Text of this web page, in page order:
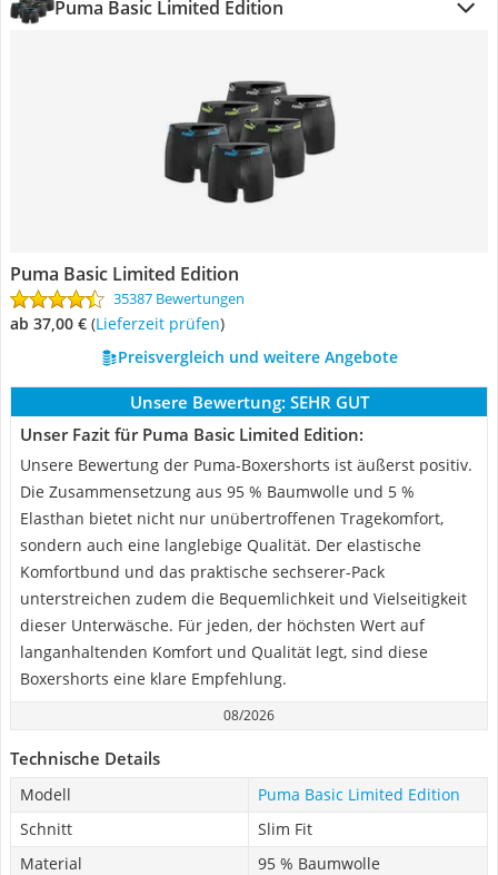
Puma Basic Limited Edition
Puma Basic Limited Edition
35387 Bewertungen
ab 37,00 € (Lieferzeit prüfen)
Preisvergleich und weitere Angebote
Unsere Bewertung: SEHR GUT
Unser Fazit für Puma Basic Limited Edition:
Unsere Bewertung der Puma-Boxershorts ist äußerst positiv.
Die Zusammensetzung aus 95 % Baumwolle und 5 %
Elasthan bietet nicht nur unübertroffenen Tragekomfort,
sondern auch eine langlebige Qualität. Der elastische
Komfortbund und das praktische sechserer-Pack
unterstreichen zudem die Bequemlichkeit und Vielseitigkeit
dieser Unterwäsche. Für jeden, der höchsten Wert auf
langanhaltenden Komfort und Qualität legt, sind diese
Boxershorts eine klare Empfehlung.
08/2026
Technische Details
Modell
Puma Basic Limited Edition
Schnitt
Slim Fit
Material
95 % Baumwolle